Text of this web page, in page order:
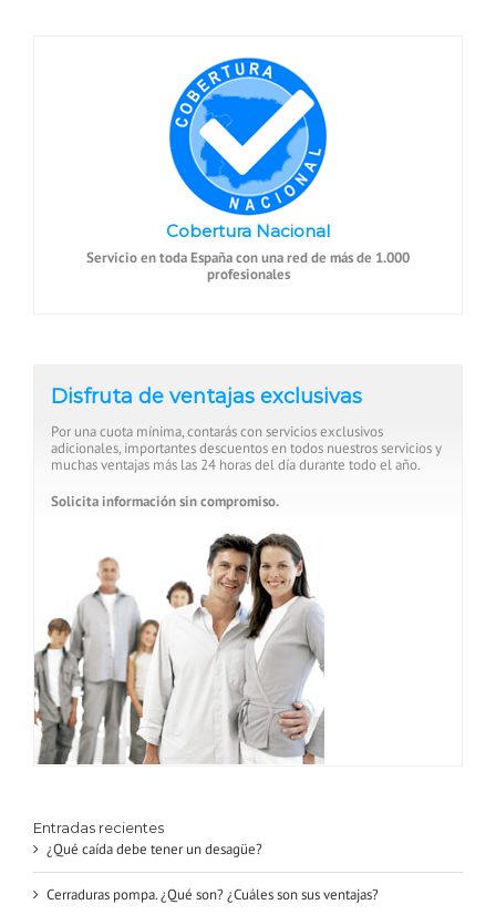
Cobertura Nacional
Servicio en toda España con una red de más de 1.000
profesionales
Disfruta de ventajas exclusivas
Por una cuota mínima, contarás con servicios exclusivos
adicionales, importantes descuentos en todos nuestros servicios y
muchas ventajas más las 24 horas del día durante todo el año.
Solicita información sin compromiso.
Entradas recientes
¿Qué caída debe tener un desagüe?
Cerraduras pompa. ¿Qué son? ¿Cuáles son sus ventajas?